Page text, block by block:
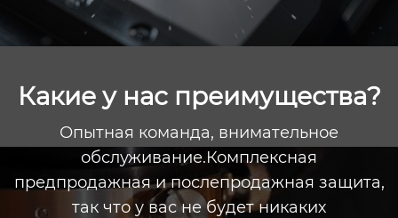
Какие у нас преимущества?
Опытная команда, внимательное
обслуживание.Комплексная
предпродажная и послепродажная защита,
так что у вас не будет никаких